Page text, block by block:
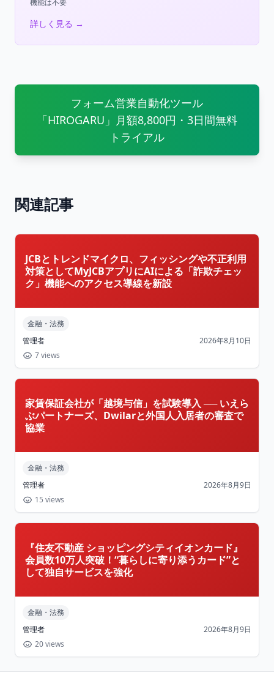
機能は不要
詳しく見る →
フォーム営業自動化ツール
「HIROGARU」月額8,800円・3日間無料
トライアル
関連記事
JCBとトレンドマイクロ、フィッシングや不正利用
対策としてMyJCBアプリにAIによる「詐欺チェッ
ク」機能へのアクセス導線を新設
金融・法務
管理者
2026年8月10日
7 views
家賃保証会社が「越境与信」を試験導入 ── いえら
ぶパートナーズ、Dwilarと外国人入居者の審査で
協業
金融・法務
管理者
2026年8月9日
15 views
『住友不動産 ショッピングシティイオンカード』
会員数10万人突破！“暮らしに寄り添うカード”と
して独自サービスを強化
金融・法務
管理者
2026年8月9日
20 views